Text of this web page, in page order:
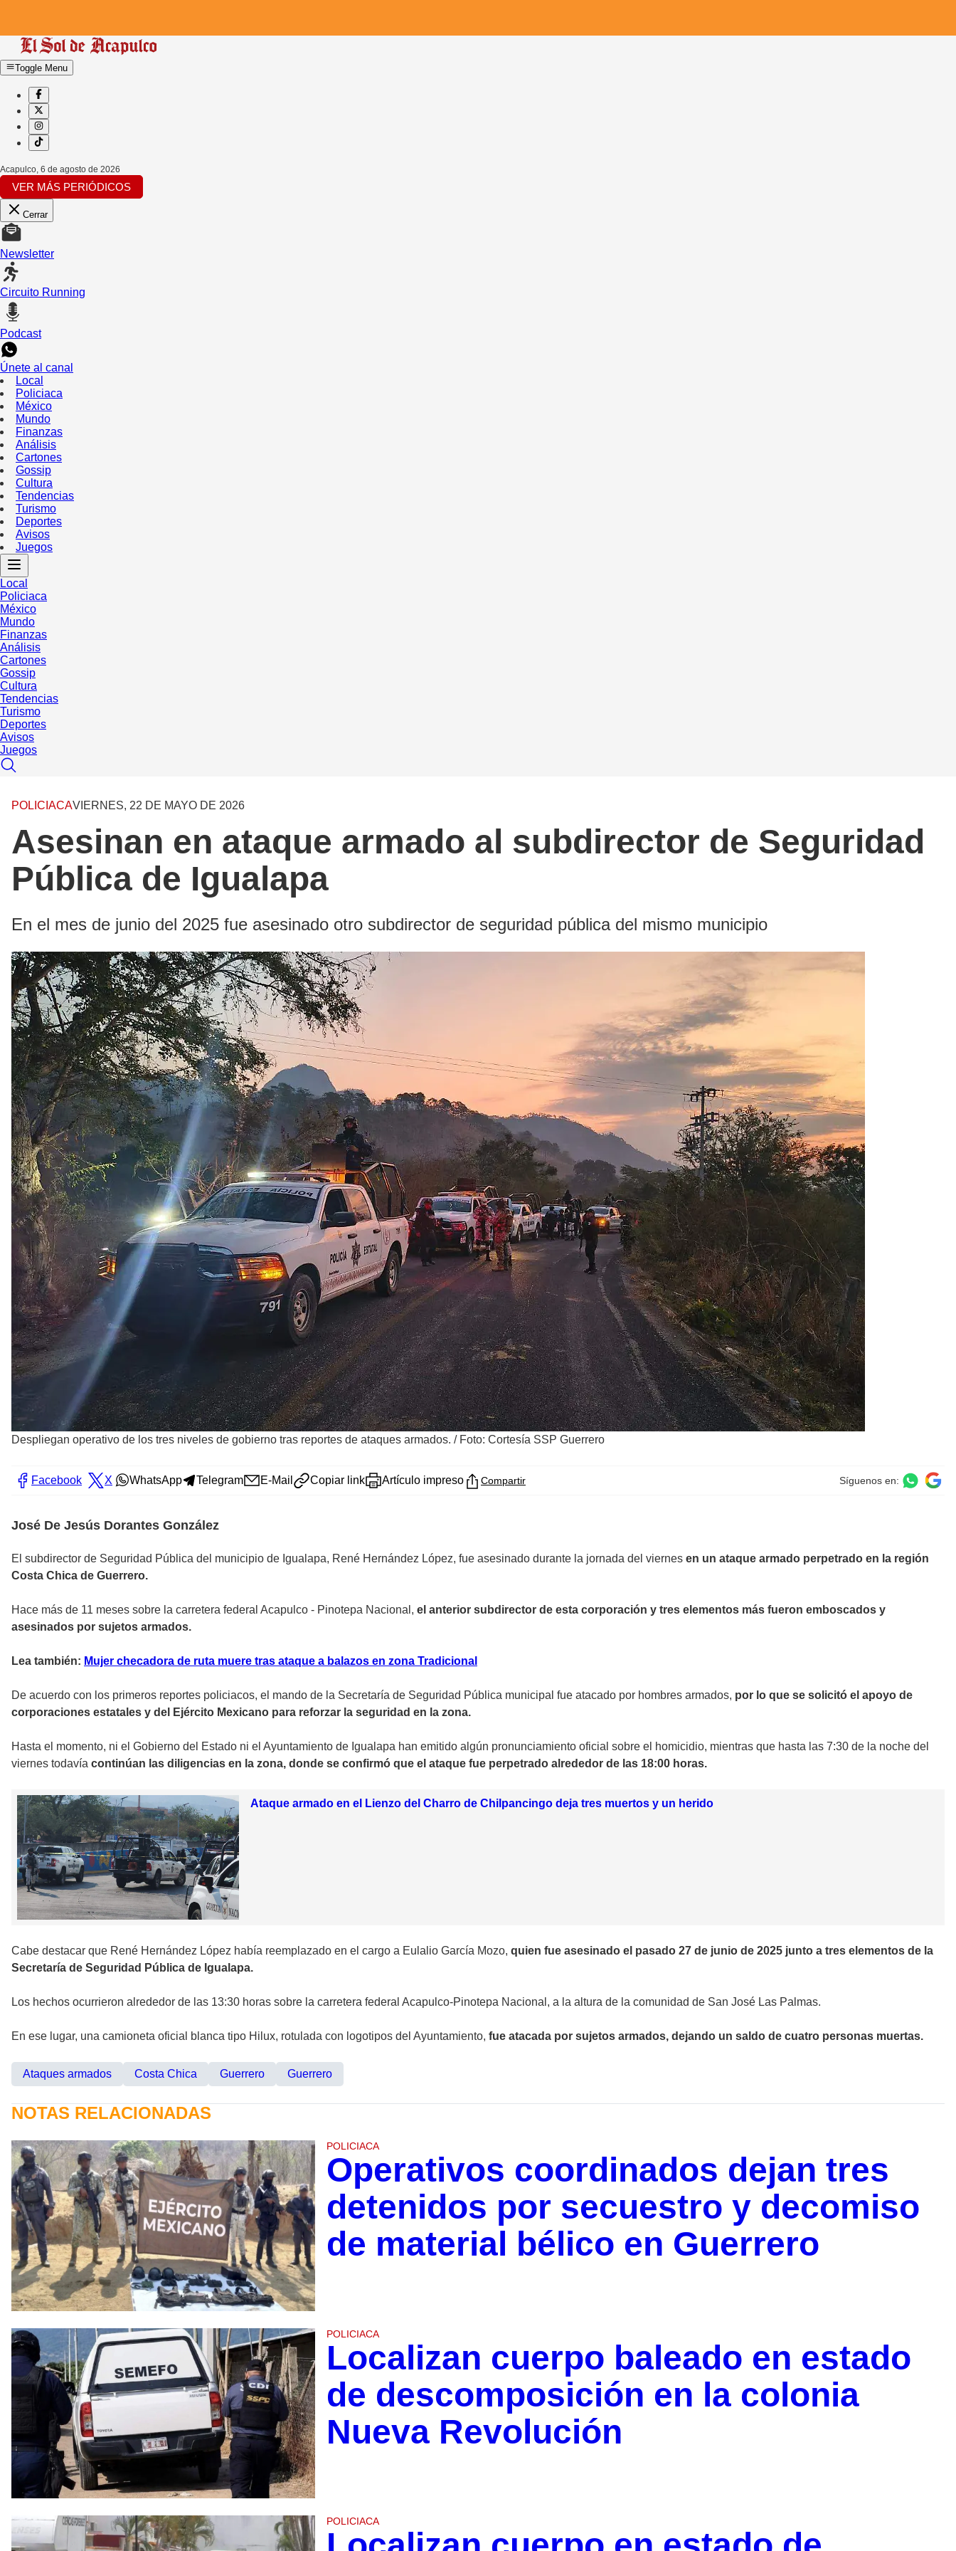
Toggle Menu
Acapulco 6 de agosto de 2026
VER MÁS PERIÓDICOS
Cerrar
Newsletter
Circuito Running
Podcast
Únete al canal
Local
Policiaca
México
Mundo
Finanzas
Análisis
Cartones
Gossip
Cultura
Tendencias
Turismo
Deportes
Avisos
Juegos
Local
Policiaca
México
Mundo
Finanzas
Análisis
Cartones
Gossip
Cultura
Tendencias
Turismo
Deportes
Avisos
Juegos
POLICIACAVIERNES, 22 DE MAYO DE 2026
Asesinan en ataque armado al subdirector de Seguridad
Pública de Igualapa
En el mes de junio del 2025 fue asesinado otro subdirector de seguridad pública del mismo municipio
Despliegan operativo de los tres niveles de gobierno tras reportes de ataques armados. / Foto: Cortesía SSP Guerrero
Facebook X WhatsApp Telegram E-Mail Copiar link Artículo impreso Compartir Síguenos en:
José De Jesús Dorantes González
El subdirector de Seguridad Pública del municipio de Igualapa, René Hernández López, fue asesinado durante la jornada del viernes en un ataque armado perpetrado en la región
Costa Chica de Guerrero.
Hace más de 11 meses sobre la carretera federal Acapulco - Pinotepa Nacional, el anterior subdirector de esta corporación y tres elementos más fueron emboscados y
asesinados por sujetos armados.
Lea también: Mujer checadora de ruta muere tras ataque a balazos en zona Tradicional
De acuerdo con los primeros reportes policiacos, el mando de la Secretaría de Seguridad Pública municipal fue atacado por hombres armados, por lo que se solicitó el apoyo de
corporaciones estatales y del Ejército Mexicano para reforzar la seguridad en la zona.
Hasta el momento, ni el Gobierno del Estado ni el Ayuntamiento de Igualapa han emitido algún pronunciamiento oficial sobre el homicidio, mientras que hasta las 7:30 de la noche del
viernes todavía continúan las diligencias en la zona, donde se confirmó que el ataque fue perpetrado alrededor de las 18:00 horas.
Ataque armado en el Lienzo del Charro de Chilpancingo deja tres muertos y un herido
Cabe destacar que René Hernández López había reemplazado en el cargo a Eulalio García Mozo, quien fue asesinado el pasado 27 de junio de 2025 junto a tres elementos de la
Secretaría de Seguridad Pública de Igualapa.
Los hechos ocurrieron alrededor de las 13:30 horas sobre la carretera federal Acapulco-Pinotepa Nacional, a la altura de la comunidad de San José Las Palmas.
En ese lugar, una camioneta oficial blanca tipo Hilux, rotulada con logotipos del Ayuntamiento, fue atacada por sujetos armados, dejando un saldo de cuatro personas muertas.
Ataques armados Costa Chica Guerrero Guerrero
NOTAS RELACIONADAS
POLICIACA
Operativos coordinados dejan tres
detenidos por secuestro y decomiso
de material bélico en Guerrero
POLICIACA
Localizan cuerpo baleado en estado
de descomposición en la colonia
Nueva Revolución
POLICIACA